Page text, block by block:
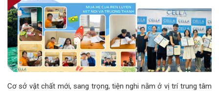
Cơ sở vật chất mới, sang trọng, tiện nghi nằm ở vị trí trung tâm